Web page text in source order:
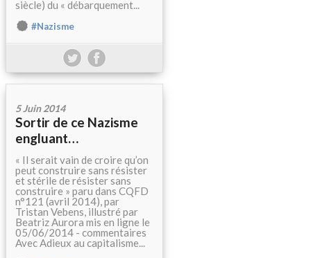
siècle) du « débarquement...
#Nazisme
5 Juin 2014
Sortir de ce Nazisme
engluant…
« Il serait vain de croire qu’on
peut construire sans résister
et stérile de résister sans
construire » paru dans CQFD
n°121 (avril 2014), par
Tristan Vebens, illustré par
Beatriz Aurora mis en ligne le
05/06/2014 - commentaires
Avec Adieux au capitalisme...